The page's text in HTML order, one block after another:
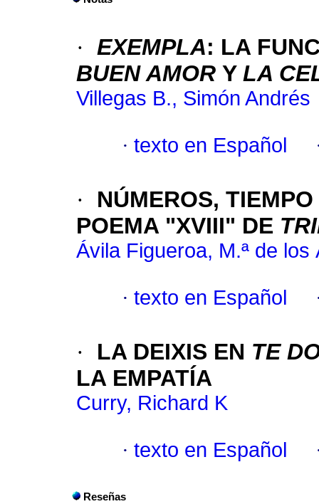
· EXEMPLA: LA
BUEN AMOR Y LA
Villegas B., Simón Andrés
· texto en Español
·
NÚMEROS,
POEMA "XVIII" DE
Ávila Figueroa, M.ª de los
· texto en Español
· LA DEIXIS EN TE
LA EMPATÍA
Curry, Richard K
· texto en Español
Reseñas